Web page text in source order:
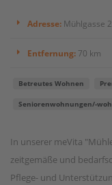
Adresse: Mühlgasse
Entfernung: 70 km
Betreutes Wohnen
Seniorenwohnungen/-
In unserer meVita
zeitgemäße und
Pflege- und